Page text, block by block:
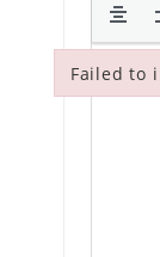
Failed to
Failed to